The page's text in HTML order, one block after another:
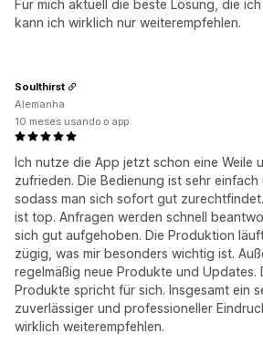
Für mich aktuell die beste Lösung, die
kann ich wirklich nur weiterempfehlen.
Ich nutze die App jetzt schon eine Weile
zufrieden. Die Bedienung ist sehr
sodass man sich sofort gut
ist top. Anfragen werden schnell
sich gut aufgehoben. Die Produktion
zügig, was mir besonders wichtig ist.
regelmäßig neue Produkte und Updates.
Produkte spricht für sich. Insgesamt ein
zuverlässiger und professioneller
wirklich weiterempfehlen.
Soulthirst
Alemanha
10 meses usando o app